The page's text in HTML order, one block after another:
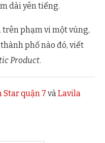
dài yên tiếng.
phạm vi một vùng,
phố nào đó, viết
Product.
Star quận 7 và Lavila